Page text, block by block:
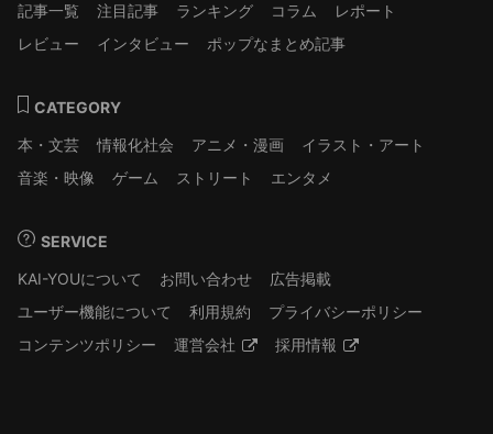
記事一覧
注目記事 ランキング コラム
レポート
レビュー
インタビュー ポップなまとめ記事
CATEGORY
本・文芸
情報化社会 アニメ・漫画
イラスト・アート
音楽・映像
ゲーム ストリート エンタメ
SERVICE
KAI-YOUについて
お問い合わせ
広告掲載
ユーザー機能について
利用規約
プライバシーポリシー
コンテンツポリシー
運営会社 採用情報